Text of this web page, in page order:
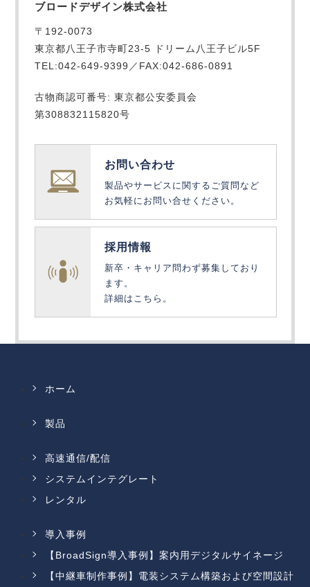
ブロードデザイン株式会社
〒192-0073
東京都八王子市寺町23-5 ドリーム八王子ビル5F
TEL:042-649-9399／FAX:042-686-0891
古物商認可番号: 東京都公安委員会
第308832115820号
お問い合わせ
製品やサービスに関するご質問など
お気軽にお問い合せください。
採用情報
新卒・キャリア問わず募集しており
ます。
詳細はこちら。
ホーム
製品
高速通信/配信
システムインテグレート
レンタル
導入事例
【BroadSign導入事例】案内用デジタルサイネージ
【中継車制作事例】電装システム構築および空間設計